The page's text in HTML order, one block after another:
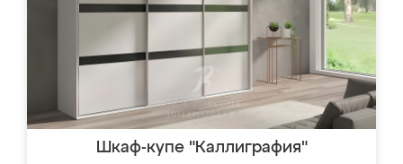
Шкаф-купе "Каллиграфия"